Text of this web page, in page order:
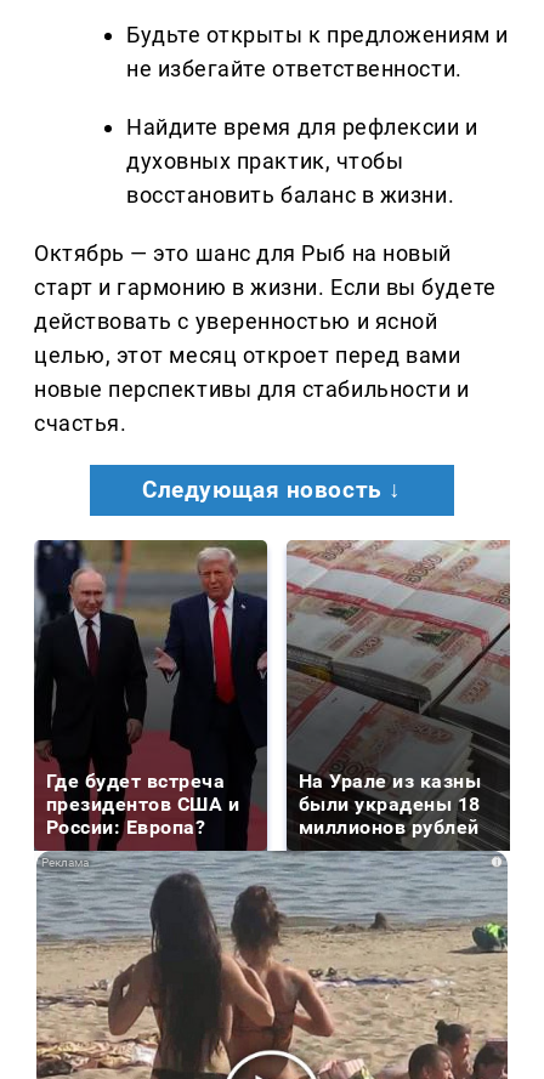
Будьте открыты к предложениям и
не избегайте ответственности.
Найдите время для рефлексии и
духовных практик, чтобы
восстановить баланс в жизни.
Октябрь — это шанс для Рыб на новый
старт и гармонию в жизни. Если вы будете
действовать с уверенностью и ясной
целью, этот месяц откроет перед вами
новые перспективы для стабильности и
счастья.
Следующая новость ↓
Где будет встреча
президентов США и
России: Европа?
На Урале из казны
были украдены 18
миллионов рублей
i